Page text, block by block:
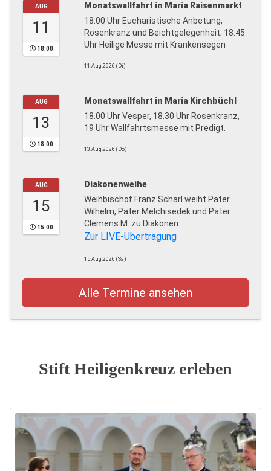
AUG
11
18:00
Monatswallfahrt in Maria Raisenmarkt
18:00 Uhr Eucharistische Anbetung,
Rosenkranz und Beichtgelegenheit; 18:45
Uhr Heilige Messe mit Krankensegen
11.Aug.2026 (Di)
AUG
13
18:00
Monatswallfahrt in Maria Kirchbüchl
18.00 Uhr Vesper, 18.30 Uhr Rosenkranz,
19 Uhr Wallfahrtsmesse mit Predigt.
13.Aug.2026 (Do)
AUG
15
15:00
Diakonenweihe
Weihbischof Franz Scharl weiht Pater
Wilhelm, Pater Melchisedek und Pater
Clemens M. zu Diakonen.
Zur LIVE-Übertragung
15.Aug.2026 (Sa)
Alle Termine ansehen
Stift Heiligenkreuz erleben